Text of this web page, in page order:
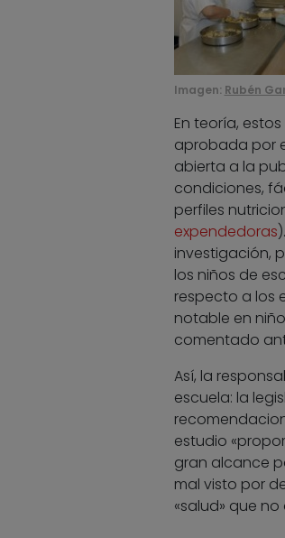
Imagen: Rubén
En teoría,
aprobada por
abierta a la
condiciones,
perfiles
expendedoras
investigación,
los niños de
respecto a los
notable en
comentado
Así, la
escuela: la
estudio
gran alcance
mal visto por
«salud» que